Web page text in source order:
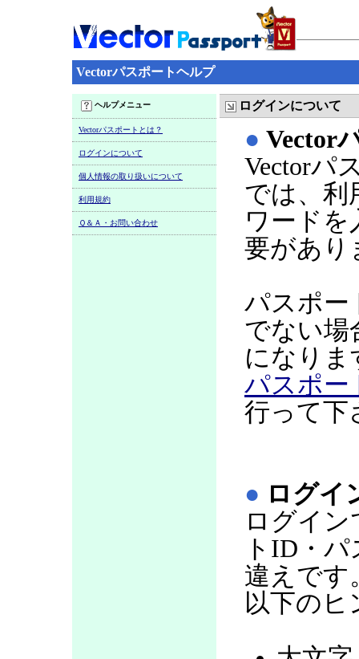
Vectorパスポートヘルプ
ヘルプメニュー
Vectorパスポートとは？
ログインについて
個人情報の取り扱いについて
利用規約
Ｑ＆Ａ・お問い合わせ
ログインについて
● Vector
Vectorパ
では、利
ワードを
要があり
パスポー
でない場
になりま
パスポー
行って下
● ログイ
ログイ
トID・
違えです
以下のヒ